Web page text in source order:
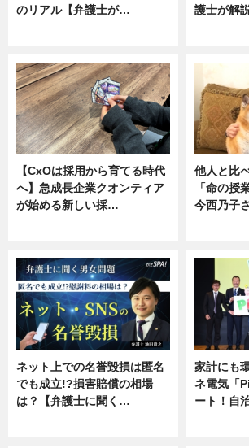
のリアル【弁護士が…
護士が解
【CxOは採用から育てる時代
へ】急成長企業クオンティア
が始める新しい採…
他人と比
「命の授
今西乃子
ネット上での名誉毀損は匿名
でも成立!?損害賠償の相場
は？【弁護士に聞く…
家計にも
ネ電気「
ート！自